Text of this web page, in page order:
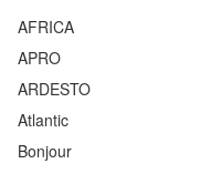
AFRICA
APRO
ARDESTO
Atlantic
Bonjour